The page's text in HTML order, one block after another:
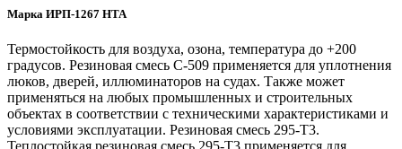
Марка ИРП-1267 НТА
Термостойкость для воздуха, озона, температура до +200
градусов. Резиновая смесь С-509 применяется для уплотнения
люков, дверей, иллюминаторов на судах. Также может
применяться на любых промышленных и строительных
объектах в соответствии с техническими характеристиками и
условиями эксплуатации. Резиновая смесь 295-Т3.